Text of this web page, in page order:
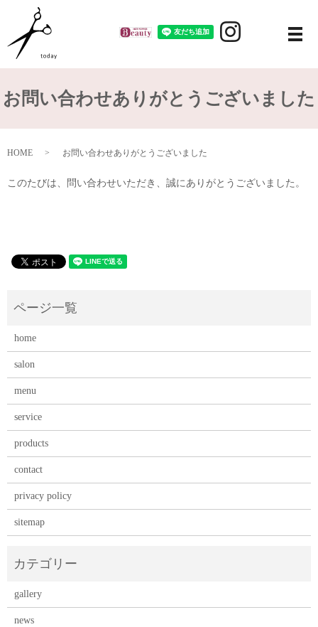
メ
お問い合わせありがとうございました
HOME お問い合わせありがとうございました
このたびは、問い合わせいただき、誠にありがとうございました。
home
salon
menu
service
products
contact
privacy policy
sitemap
gallery
news